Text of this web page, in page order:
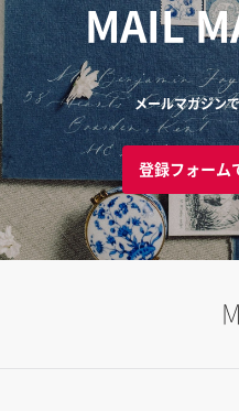
MAIL
メールマガジン
登録フォーム